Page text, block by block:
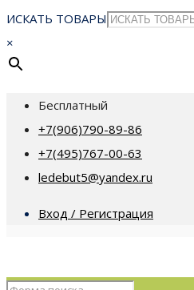
ИСКАТЬ ТОВАРЫ
×
Бесплатный
+7(906)790-89-86
+7(495)767-00-63
ledebut5@yandex.ru
Вход / Регистрация